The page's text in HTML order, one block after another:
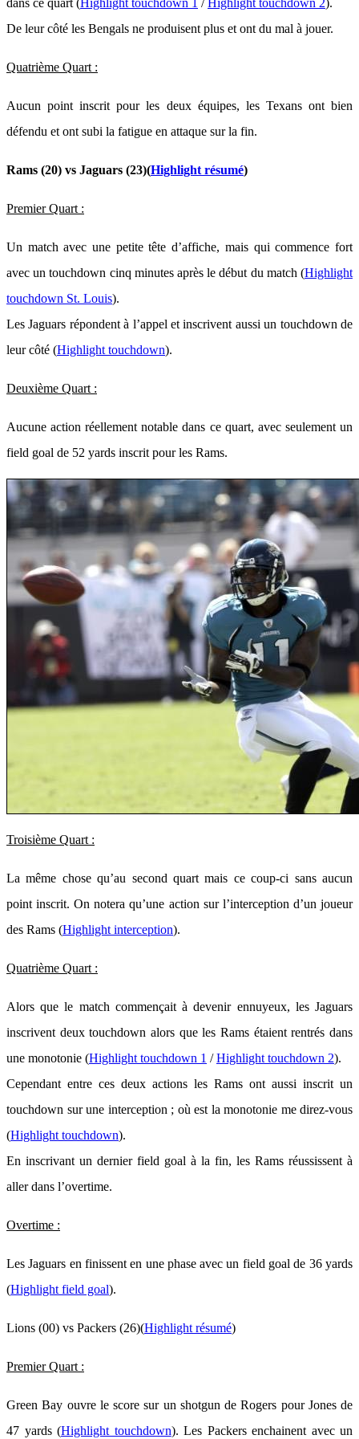
dans ce quart ( Highlight touchdown 1 / Highlight touchdown 2).
De leur côté les Bengals ne produisent plus et ont du mal à jouer.
Quatrième Quart :
Aucun point inscrit pour les deux équipes, les Texans ont bien
défendu et ont subi la fatigue en attaque sur la fin.
Rams (20) vs Jaguars (23)(Highlight résumé)
Premier Quart :
Un match avec une petite tête d’affiche, mais qui commence fort
avec un touchdown cinq minutes après le début du match (Highlight
touchdown St. Louis).
Les Jaguars répondent à l’appel et inscrivent aussi un touchdown de
leur côté (Highlight touchdown).
Deuxième Quart :
Aucune action réellement notable dans ce quart, avec seulement un
field goal de 52 yards inscrit pour les Rams.
Troisième Quart :
La même chose qu’au second quart mais ce coup-ci sans aucun
point inscrit. On notera qu’une action sur l’interception d’un joueur
des Rams (Highlight interception).
Quatrième Quart :
Alors que le match commençait à devenir ennuyeux, les Jaguars
inscrivent deux touchdown alors que les Rams étaient rentrés dans
une monotonie (Highlight touchdown 1 /Highlight touchdown 2).
Cependant entre ces deux actions les Rams ont aussi inscrit un
touchdown sur une interception ; où est la monotonie me direz-vous
(Highlight touchdown).
En inscrivant un dernier field goal à la fin, les Rams réussissent à
aller dans l’overtime.
Overtime :
Les Jaguars en finissent en une phase avec un field goal de 36 yards
(Highlight field goal).
Lions (00) vs Packers (26)(Highlight résumé)
Premier Quart :
Green Bay ouvre le score sur un shotgun de Rogers pour Jones de
47 yards (Highlight touchdown). Les Packers enchainent avec un